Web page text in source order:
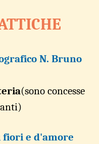
N. Bruno
(sono concesse
fiori e d'amore